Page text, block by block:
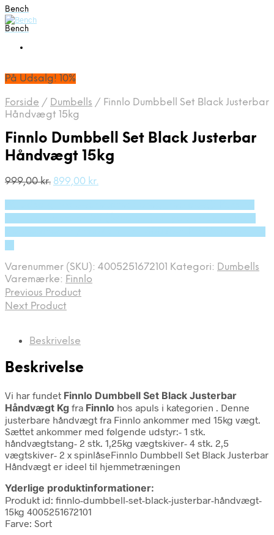
Bench
Bench
På Udsalg! 10%
Forside / Dumbells / Finnlo Dumbbell Set Black Justerbar
Håndvægt 15kg
Finnlo Dumbbell Set Black Justerbar
Håndvægt 15kg
999,00kr. Den
899,00 kr.Den
Varenummer (SKU): 4005251672101 Kategori: Dumbells
Varemærke: Finnlo
Previous Product
Next Product
Beskrivelse
Beskrivelse
Vi har fundet Finnlo Dumbbell Set Black Justerbar
Håndvægt Kg fra Finnlo hos apuls i kategorien . Denne
justerbare håndvægt fra Finnlo ankommer med 15kg vægt.
Sættet ankommer med følgende udstyr:- 1 stk.
håndvægtstang- 2 stk. 1,25kg vægtskiver- 4 stk. 2,5
vægtskiver- 2 x spinlåseFinnlo Dumbbell Set Black Justerbar
Håndvægt er ideel til hjemmetræningen
Yderlige produktinformationer:
Produkt id: finnlo-dumbbell-set-black-justerbar-håndvægt-
15kg 4005251672101
Farve: Sort